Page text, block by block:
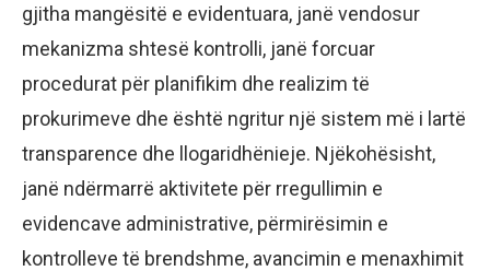
gjitha mangësitë e evidentuara, janë vendosur
mekanizma shtesë kontrolli, janë forcuar
procedurat për planifikim dhe realizim të
prokurimeve dhe është ngritur një sistem më i lartë
transparence dhe llogaridhënieje. Njëkohësisht,
janë ndërmarrë aktivitete për rregullimin e
evidencave administrative, përmirësimin e
kontrolleve të brendshme, avancimin e menaxhimit